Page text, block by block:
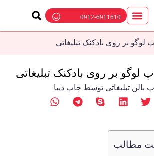
0912-6911610
بر روی بادکنک تبلیغاتی
بر روی بادکنک تبلیغاتی
مطالب